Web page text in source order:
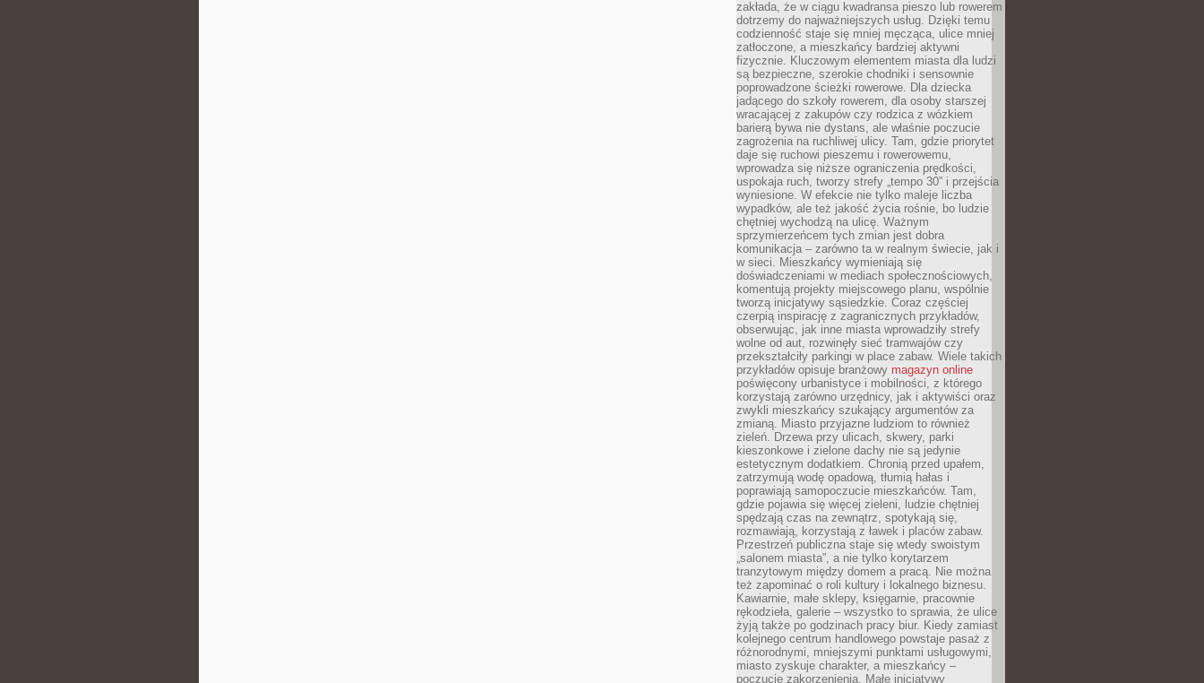
zakłada, że w ciągu kwadransa pieszo lub rowerem
dotrzemy do najważniejszych usług. Dzięki temu
codzienność staje się mniej męcząca, ulice mniej
zatłoczone, a mieszkańcy bardziej aktywni
fizycznie. Kluczowym elementem miasta dla ludzi
są bezpieczne, szerokie chodniki i sensownie
poprowadzone ścieżki rowerowe. Dla dziecka
jadącego do szkoły rowerem, dla osoby starszej
wracającej z zakupów czy rodzica z wózkiem
barierą bywa nie dystans, ale właśnie poczucie
zagrożenia na ruchliwej ulicy. Tam, gdzie priorytet
daje się ruchowi pieszemu i rowerowemu,
wprowadza się niższe ograniczenia prędkości,
uspokaja ruch, tworzy strefy „tempo 30” i przejścia
wyniesione. W efekcie nie tylko maleje liczba
wypadków, ale też jakość życia rośnie, bo ludzie
chętniej wychodzą na ulicę. Ważnym
sprzymierzeńcem tych zmian jest dobra
komunikacja – zarówno ta w realnym świecie, jak i
w sieci. Mieszkańcy wymieniają się
doświadczeniami w mediach społecznościowych,
komentują projekty miejscowego planu, wspólnie
tworzą inicjatywy sąsiedzkie. Coraz częściej
czerpią inspirację z zagranicznych przykładów,
obserwując, jak inne miasta wprowadziły strefy
wolne od aut, rozwinęły sieć tramwajów czy
przekształciły parkingi w place zabaw. Wiele takich
przykładów opisuje branżowy magazyn online
poświęcony urbanistyce i mobilności, z którego
korzystają zarówno urzędnicy, jak i aktywiści oraz
zwykli mieszkańcy szukający argumentów za
zmianą. Miasto przyjazne ludziom to również
zieleń. Drzewa przy ulicach, skwery, parki
kieszonkowe i zielone dachy nie są jedynie
estetycznym dodatkiem. Chronią przed upałem,
zatrzymują wodę opadową, tłumią hałas i
poprawiają samopoczucie mieszkańców. Tam,
gdzie pojawia się więcej zieleni, ludzie chętniej
spędzają czas na zewnątrz, spotykają się,
rozmawiają, korzystają z ławek i placów zabaw.
Przestrzeń publiczna staje się wtedy swoistym
„salonem miasta”, a nie tylko korytarzem
tranzytowym między domem a pracą. Nie można
też zapominać o roli kultury i lokalnego biznesu.
Kawiarnie, małe sklepy, księgarnie, pracownie
rękodzieła, galerie – wszystko to sprawia, że ulice
żyją także po godzinach pracy biur. Kiedy zamiast
kolejnego centrum handlowego powstaje pasaż z
różnorodnymi, mniejszymi punktami usługowymi,
miasto zyskuje charakter, a mieszkańcy –
poczucie zakorzenienia. Małe inicjatywy